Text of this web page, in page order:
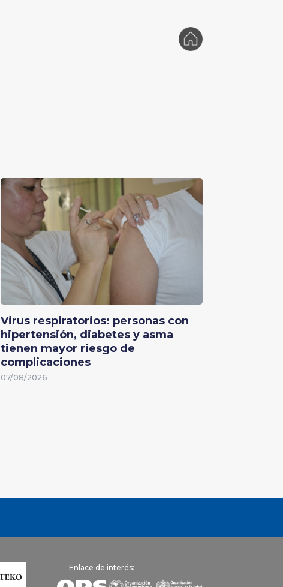
Virus respiratorios: personas con
hipertensión, diabetes y asma
tienen mayor riesgo de
complicaciones
07/08/2026
Enlace de interés: